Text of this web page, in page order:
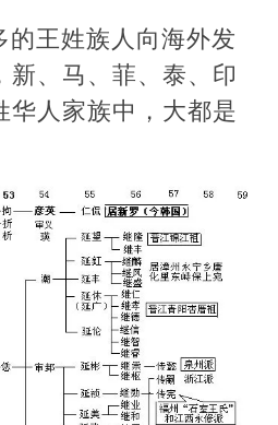
的王姓族人向海外发
新、马、菲、泰、印
华人家族中，大都是